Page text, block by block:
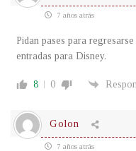
7 años atrás
Pidan pases para
entradas para Disney.
8 0
Golon
7 años atrás